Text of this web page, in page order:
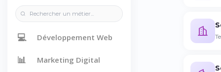
💻 Développement Web
📊 Marketing Digital